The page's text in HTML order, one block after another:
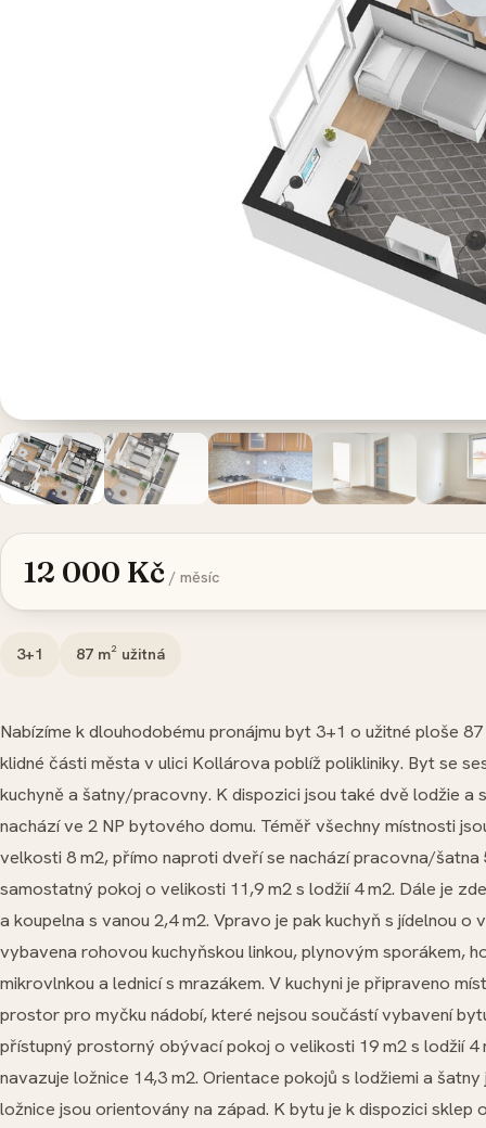
12 000 Kč / měsíc
3+1 87 m² užitná
Nabízíme k dlouhodobému pronájmu byt 3+1 o užitné ploše
klidné části města v ulici Kollárova poblíž polikliniky. Byt se
kuchyně a šatny/pracovny. K dispozici jsou také dvě lodžie a
nachází ve 2 NP bytového domu. Téměř všechny místnosti
velkosti 8 m2, přímo naproti dveří se nachází pracovna/šatna
samostatný pokoj o velikosti 11,9 m2 s lodžií 4 m2. Dále je
a koupelna s vanou 2,4 m2. Vpravo je pak kuchyň s jídelnou o
vybavena rohovou kuchyňskou linkou, plynovým sporákem,
mikrovlnkou a lednicí s mrazákem. V kuchyni je připraveno
prostor pro myčku nádobí, které nejsou součástí vybavení
přístupný prostorný obývací pokoj o velikosti 19 m2 s lodžií 4
navazuje ložnice 14,3 m2. Orientace pokojů s lodžiemi a
ložnice jsou orientovány na západ. K bytu je k dispozici sklep